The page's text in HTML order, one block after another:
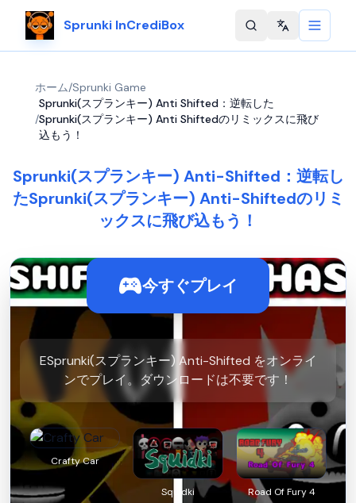
Sprunki InCrediBox Change
ホーム/Sprunki Game
/
Sprunki(スプランキー) Anti Shifted：逆転した
Sprunki(スプランキー) Anti Shiftedのリミックスに飛び
込もう！
Sprunki(スプランキー) Anti-Shifted：逆転し
たSprunki(スプランキー) Anti-Shiftedのリミ
ックスに飛び込もう！
今すぐプレイ
ESprunki(スプランキー) Anti-Shifted をオンライ
ンでプレイ。ダウンロードは不要です！
Crafty Car
Squidki Road Of Fury 4